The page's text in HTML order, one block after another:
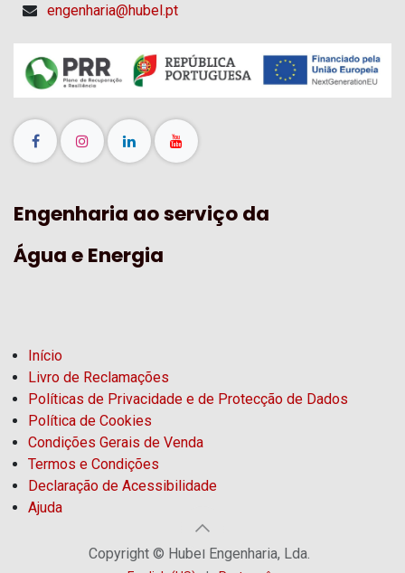
engenharia@hubel.pt
Engenharia ao serviço da
Água e Energia
Início
Livro de Reclamações
Políticas de Privacidade e de Protecção de Dados
Política de Cookies
Condições Gerais de Venda
Termos e Condições
Declaração de Acessibilidade
Ajuda
Copyright © Hubel Engenharia, Lda.